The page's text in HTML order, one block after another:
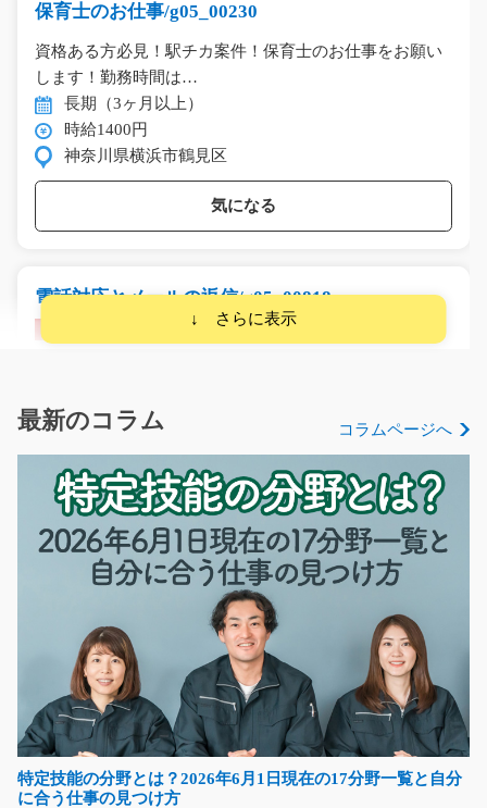
保育士のお仕事/g05_00230
資格ある方必見！駅チカ案件！保育士のお仕事をお願い
します！勤務時間は…
長期（3ヶ月以上）
時給1400円
神奈川県横浜市鶴見区
気になる
電話対応とメールの返信/g05_00818
長期（3ヶ月以上）
神奈川県厚木市
気になる
部品の運搬・製造スタッフ/g02_00565
工場内で、建築資材の製造および部品の運搬作業をお任
せします。 フォー…
長期（3ヶ月以上）
時給1,350円
埼玉県本庄市
最新のコラム コラムページへ
特定技能の分野とは？2026年6月1日現在の17分野一覧と自分
に合う仕事の見つけ方